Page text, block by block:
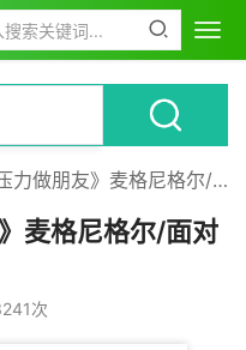
朋友》麦格尼格尔/面对生活和工作
麦格尼格尔/面对
次